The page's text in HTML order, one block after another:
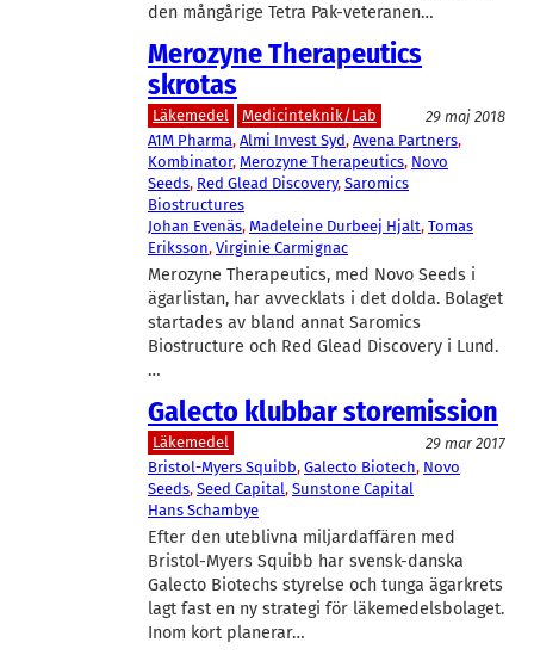
den mångårige Tetra Pak-veteranen…
Merozyne Therapeutics
skrotas
Läkemedel Medicinteknik/Lab
29 maj 2018
A1M Pharma, Almi Invest Syd, Avena Partners
Kombinator, Merozyne Therapeutics, Novo
Seeds, Red Glead Discovery, Saromics
Biostructures
Johan Evenäs, Madeleine Durbeej Hjalt, Tomas
Eriksson, Virginie Carmignac
Merozyne Therapeutics, med Novo Seeds i
ägarlistan, har avvecklats i det dolda. Bolaget
startades av bland annat Saromics
Biostructure och Red Glead Discovery i Lund.
…
Galecto klubbar storemission
Läkemedel
29 mar 2017
Bristol-Myers Squibb, Galecto Biotech, Novo
Seeds, Seed Capital, Sunstone Capital
Hans Schambye
Efter den uteblivna miljardaffären med
Bristol-Myers Squibb har svensk-danska
Galecto Biotechs styrelse och tunga ägarkrets
lagt fast en ny strategi för läkemedelsbolaget.
Inom kort planerar…